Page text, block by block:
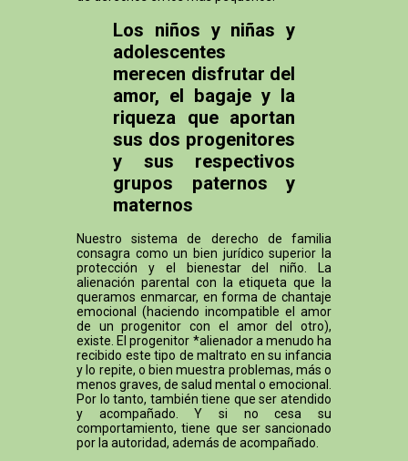
Los niños y niñas y
adolescentes
merecen disfrutar del
amor, el bagaje y la
riqueza que aportan
sus dos progenitores
y sus respectivos
grupos paternos y
maternos
Nuestro sistema de derecho de familia
consagra como un bien jurídico superior la
protección y el bienestar del niño. La
alienación parental con la etiqueta que la
queramos enmarcar, en forma de chantaje
emocional (haciendo incompatible el amor
de un progenitor con el amor del otro),
existe. El progenitor *alienador a menudo ha
recibido este tipo de maltrato en su infancia
y lo repite, o bien muestra problemas, más o
menos graves, de salud mental o emocional.
Por lo tanto, también tiene que ser atendido
y acompañado. Y si no cesa su
comportamiento, tiene que ser sancionado
por la autoridad, además de acompañado.